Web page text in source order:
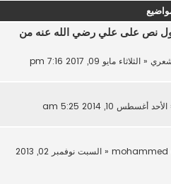
نص على علي رضي الله عنه من
« الثلاثاء مايو 09, 2017 7:16 pm
الأحد أغسطس 10, 2014 5:25 am
«
السبت نوفمبر 02, 2013